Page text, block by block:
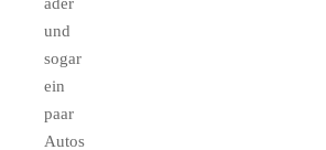
und
sogar
ein
paar
Autos